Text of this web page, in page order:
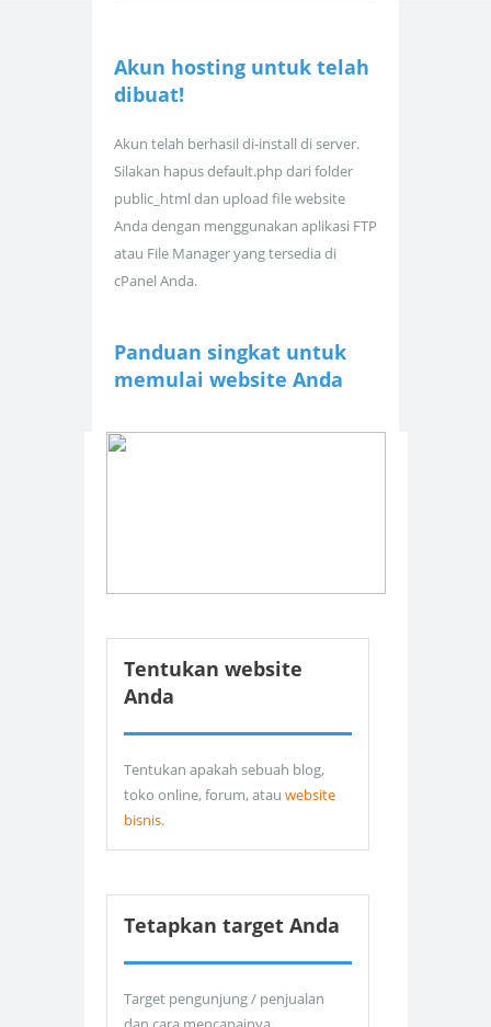
Akun hosting untuk telah
dibuat!
Akun telah berhasil di-install di server.
Silakan hapus default.php dari folder
public_html dan upload file website
Anda dengan menggunakan aplikasi FTP
atau File Manager yang tersedia di
cPanel Anda.
Panduan singkat untuk
memulai website Anda
Tentukan website
Anda
Tentukan apakah sebuah blog,
toko online, forum, atau website
bisnis.
Tetapkan target Anda
Target pengunjung / penjualan